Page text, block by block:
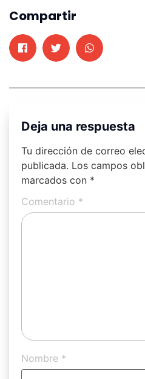
Compartir
Deja una respuesta
Tu dirección de correo
publicada. Los campos
marcados con *
Comentario *
Nombre *